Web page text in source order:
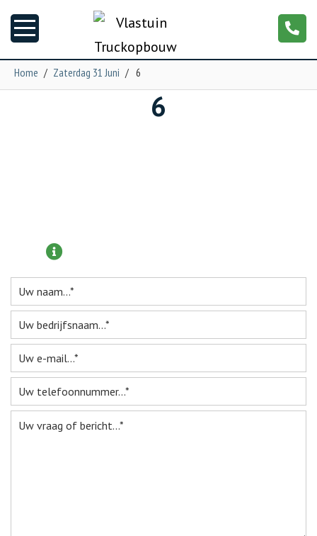
Torpedo
NGS XXL
Webshop
Te Koop
Miniatuur
Home / Zaterdag 31 Juni / 6
6